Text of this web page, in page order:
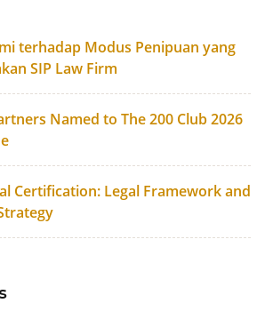
terhadap Modus Penipuan yang
SIP Law Firm
Named to The 200 Club 2026
Certification: Legal Framework and